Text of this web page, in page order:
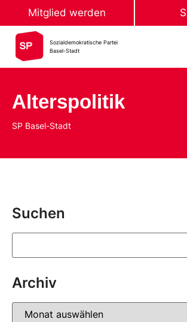
Mitglied werden
Sozialdemokratische Partei
Basel-Stadt
Alterspolitik
SP Basel-Stadt
Suchen
Archiv